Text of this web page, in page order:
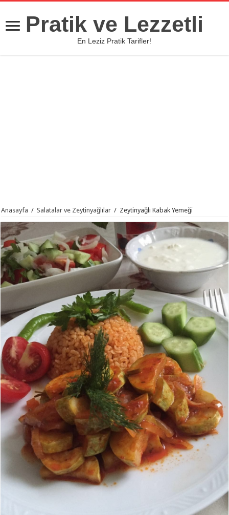
Pratik ve Lezzetli
En Leziz Pratik Tarifler!
Anasayfa / Salatalar ve Zeytinyağlılar / Zeytinyağlı Kabak Yemeği